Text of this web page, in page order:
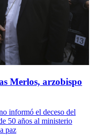
Merlos, arzobispo
informó el deceso del
50 años al ministerio
paz